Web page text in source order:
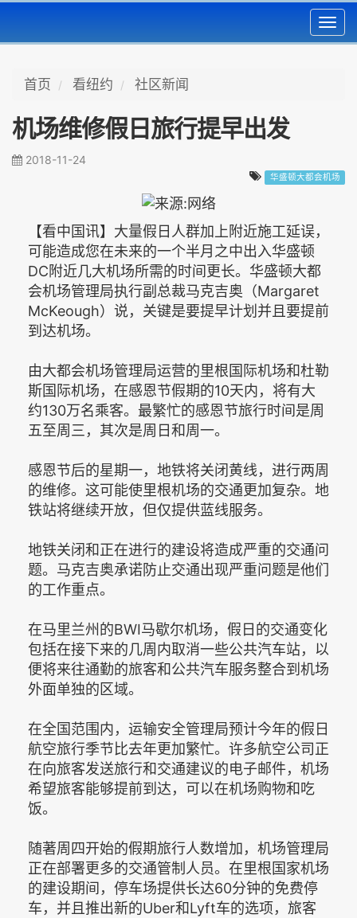
首页 看纽约 社区新闻
机场维修假日旅行提早出发
2018-11-24
华盛顿大都会机场
【看中国讯】大量假日人群加上附近施工延误，
可能造成您在未来的一个半月之中出入华盛顿
DC附近几大机场所需的时间更长。华盛顿大都
会机场管理局执行副总裁马克吉奥（Margaret
McKeough）说，关键是要提早计划并且要提前
到达机场。
由大都会机场管理局运营的里根国际机场和杜勒
斯国际机场，在感恩节假期的10天内，将有大
约130万名乘客。最繁忙的感恩节旅行时间是周
五至周三，其次是周日和周一。
感恩节后的星期一，地铁将关闭黄线，进行两周
的维修。这可能使里根机场的交通更加复杂。地
铁站将继续开放，但仅提供蓝线服务。
地铁关闭和正在进行的建设将造成严重的交通问
题。马克吉奥承诺防止交通出现严重问题是他们
的工作重点。
在马里兰州的BWI马歇尔机场，假日的交通变化
包括在接下来的几周内取消一些公共汽车站，以
便将来往通勤的旅客和公共汽车服务整合到机场
外面单独的区域。
在全国范围内，运输安全管理局预计今年的假日
航空旅行季节比去年更加繁忙。许多航空公司正
在向旅客发送旅行和交通建议的电子邮件，机场
希望旅客能够提前到达，可以在机场购物和吃
饭。
随著周四开始的假期旅行人数增加，机场管理局
正在部署更多的交通管制人员。在里根国家机场
的建设期间，停车场提供长达60分钟的免费停
车，并且推出新的Uber和Lyft车的选项，旅客